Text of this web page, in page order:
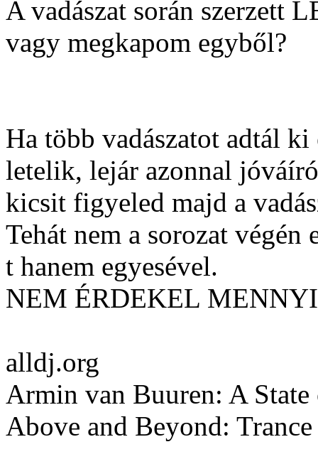
A vadászat során szerzett
vagy megkapom egyből?
Ha több vadászatot adtál
letelik, lejár azonnal
kicsit figyeled majd a
Tehát nem a sorozat végén
t hanem egyesével.
NEM ÉRDEKEL
alldj.org
Armin van Buuren: A State
Above and Beyond: